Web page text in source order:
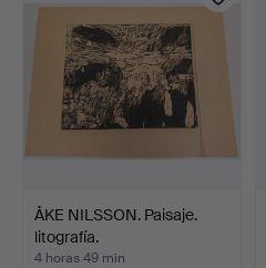
ÅKE NILSSON. Paisaje.
litografía.
4 horas 49 min